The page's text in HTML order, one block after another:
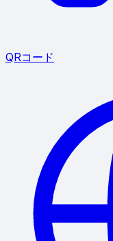
QRコード